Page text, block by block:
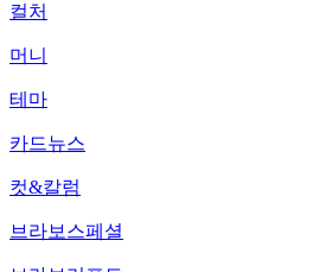
컬처
머니
테마
카드뉴스
컷&칼럼
브라보스페셜